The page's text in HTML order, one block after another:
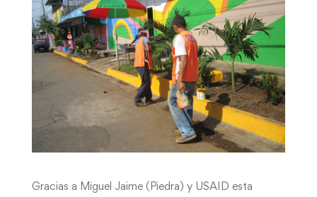
Gracias a Miguel Jaime (Piedra) y USAID esta